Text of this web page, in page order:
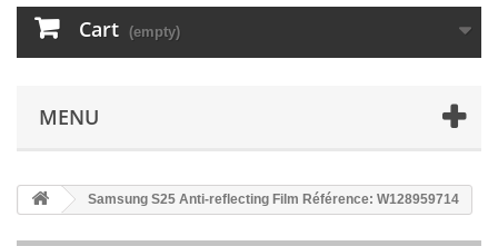
Cart (empty)
MENU
Samsung S25 Anti-reflecting Film Référence: W128959714